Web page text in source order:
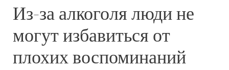
Из-за алкоголя люди не
могут избавиться от
плохих воспоминаний